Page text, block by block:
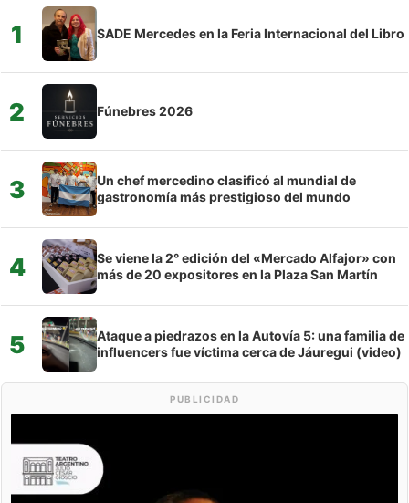
1 SADE Mercedes en la Feria Internacional del Libro
2 Fúnebres 2026
3
Un chef mercedino clasificó al mundial de
gastronomía más prestigioso del mundo
4
Se viene la 2° edición del «Mercado Alfajor» con
más de 20 expositores en la Plaza San Martín
5
Ataque a piedrazos en la Autovía 5: una familia de
influencers fue víctima cerca de Jáuregui (video)
PUBLICIDAD